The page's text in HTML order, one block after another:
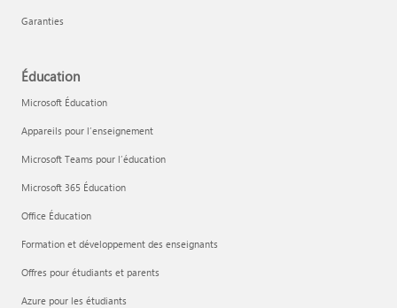
Garanties
Éducation
Microsoft Éducation
Appareils pour l’enseignement
Microsoft Teams pour l’éducation
Microsoft 365 Éducation
Office Éducation
Formation et développement des enseignants
Offres pour étudiants et parents
Azure pour les étudiants